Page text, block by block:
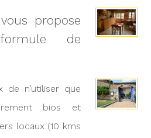
propose
de
de n’utiliser que
bios et
locaux (10 kms